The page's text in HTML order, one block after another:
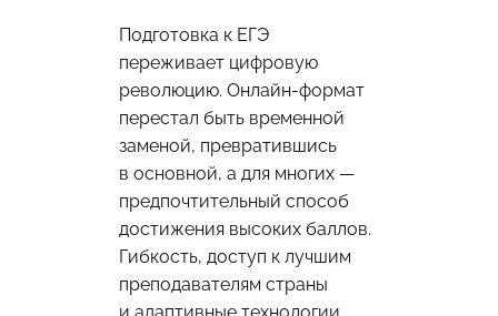
Подготовка к ЕГЭ
переживает цифровую
революцию. Онлайн-формат
перестал быть временной
заменой, превратившись
в основной, а для многих —
предпочтительный способ
достижения высоких баллов.
Гибкость, доступ к лучшим
преподавателям страны